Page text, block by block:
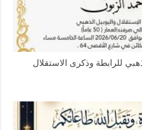
للرابطة وذكرى الاستقلال